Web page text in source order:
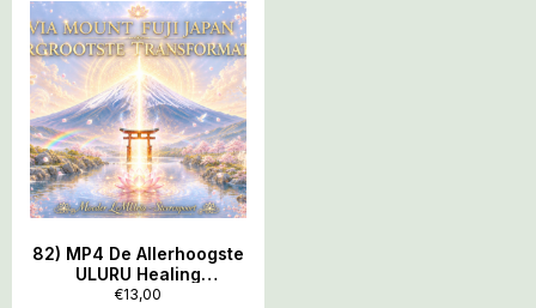
82) MP4 De Allerhoogste
ULURU Healing
Transformatie sinds
€13,00